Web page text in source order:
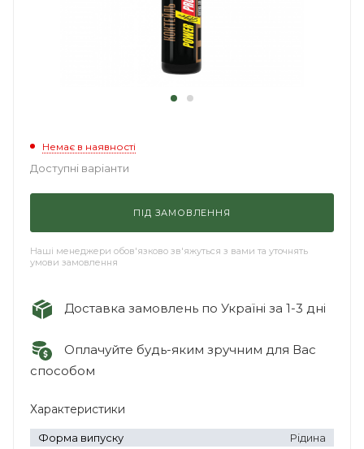
Немає в наявності
Доступні варіанти
ПІД ЗАМОВЛЕННЯ
Наші менеджери обов'язково зв'яжуться з вами та уточнять
умови замовлення
Доставка замовлень по Україні за 1-3 дні
Оплачуйте будь-яким зручним для Вас
способом
Характеристики
Форма випуску
Рідина